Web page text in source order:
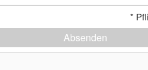
*
Absenden